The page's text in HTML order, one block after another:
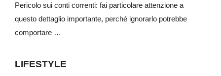
Pericolo sui conti correnti: fai particolare attenzione a
questo dettaglio importante, perché ignorarlo potrebbe
comportare …
LIFESTYLE